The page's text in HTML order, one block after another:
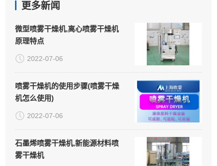
更多新闻
微型喷雾干燥机,离心喷雾干燥机
原理特点
2022-07-06
喷雾干燥机的使用步骤(喷雾干燥
机怎么使用)
2022-07-06
石墨烯喷雾干燥机,新能源材料喷
雾干燥机